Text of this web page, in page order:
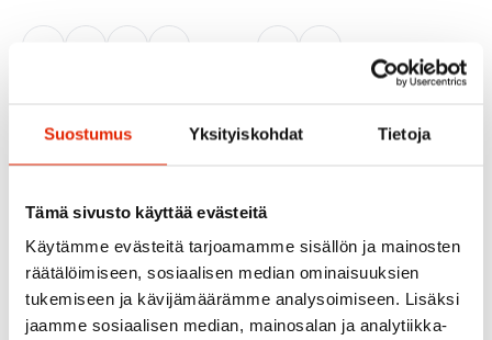
Suostumus Yksityiskohdat Tietoja
Tämä sivusto käyttää evästeitä
Käytämme evästeitä tarjoamamme sisällön ja mainosten
räätälöimiseen, sosiaalisen median ominaisuuksien
tukemiseen ja kävijämäärämme analysoimiseen. Lisäksi
jaamme sosiaalisen median, mainosalan ja analytiikka-
500,00€
oli:
300,00€
on:
Miesten Takki
Unisex Anorakki